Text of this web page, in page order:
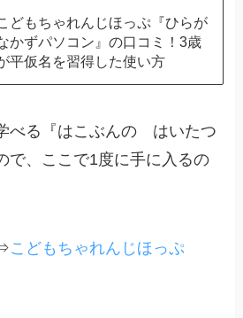
どもちゃれんじほっぷ『ひらが
かずパソコン』の口コミ！3歳
平仮名を習得した使い方
べる『はこぶんの はいたつ
で、ここで1度に手に入るの
こどもちゃれんじほっぷ